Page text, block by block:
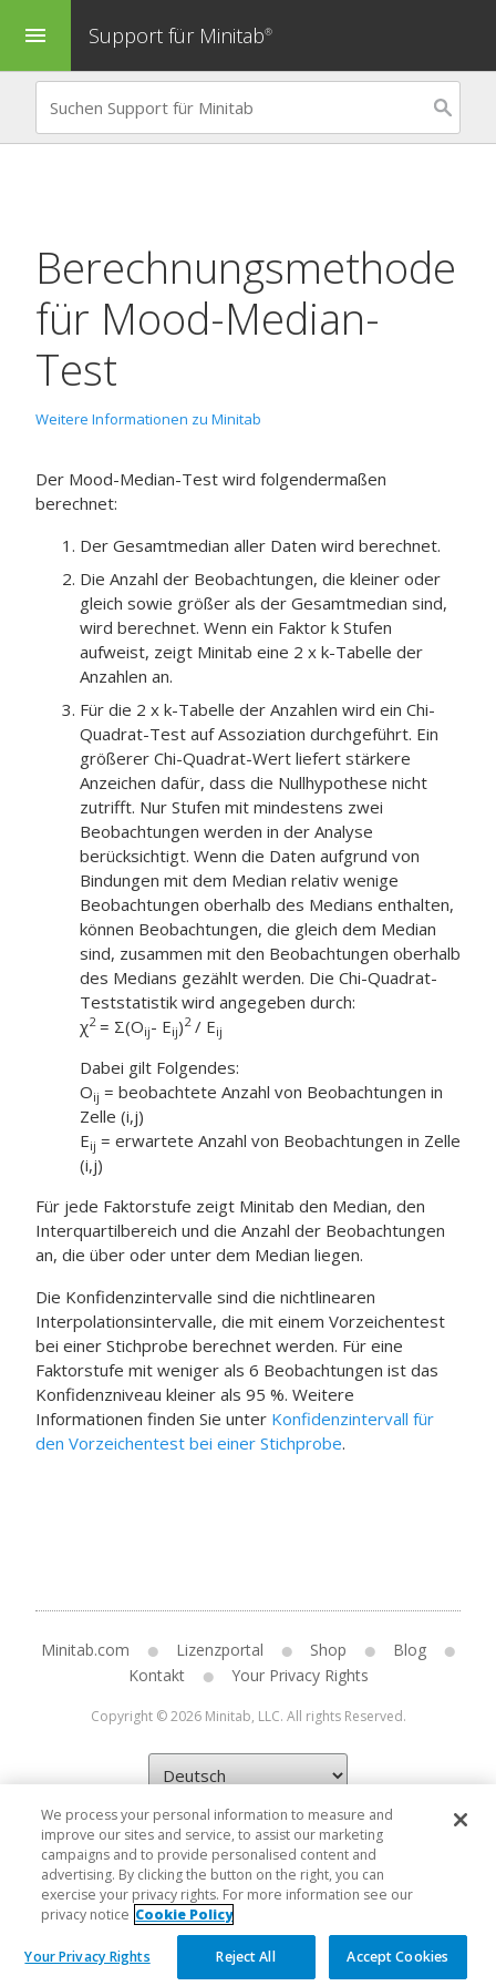
menu Support für Minitab®
Berechnungsmethode
für Mood-Median-
Test
Weitere Informationen zu Minitab
Der Mood-Median-Test wird folgendermaßen
berechnet:
Der Gesamtmedian aller Daten wird berechnet.
Die Anzahl der Beobachtungen, die kleiner oder
gleich sowie größer als der Gesamtmedian sind,
wird berechnet. Wenn ein Faktor k Stufen
aufweist, zeigt Minitab eine 2 x k-Tabelle der
Anzahlen an.
Für die 2 x k-Tabelle der Anzahlen wird ein Chi-
Quadrat-Test auf Assoziation durchgeführt. Ein
größerer Chi-Quadrat-Wert liefert stärkere
Anzeichen dafür, dass die Nullhypothese nicht
zutrifft. Nur Stufen mit mindestens zwei
Beobachtungen werden in der Analyse
berücksichtigt. Wenn die Daten aufgrund von
Bindungen mit dem Median relativ wenige
Beobachtungen oberhalb des Medians enthalten,
können Beobachtungen, die gleich dem Median
sind, zusammen mit den Beobachtungen oberhalb
des Medians gezählt werden. Die Chi-Quadrat-
Teststatistik wird angegeben durch:
χ2= Σ(Oij- Eij)2/ Eij
Dabei gilt Folgendes:
Oij = beobachtete Anzahl von Beobachtungen in
Zelle (i,j)
Eij = erwartete Anzahl von Beobachtungen in Zelle
(i,j)
Für jede Faktorstufe zeigt Minitab den Median, den
Interquartilbereich und die Anzahl der Beobachtungen
an, die über oder unter dem Median liegen.
Die Konfidenzintervalle sind die nichtlinearen
Interpolationsintervalle, die mit einem Vorzeichentest
bei einer Stichprobe berechnet werden. Für eine
Faktorstufe mit weniger als 6 Beobachtungen ist das
Konfidenzniveau kleiner als 95 %. Weitere
Informationen finden Sie unter Konfidenzintervall für
den Vorzeichentest bei einer Stichprobe.
Minitab.com Lizenzportal Shop
Blog
Kontakt
Your Privacy Rights
Copyright © 2026 Minitab, LLC. All rights Reserved.
We process your personal information to measure and
improve our sites and service, to assist our marketing
campaigns and to provide personalised content and
advertising. By clicking the button on the right, you can
exercise your privacy rights. For more information see our
privacy notice Cookie Policy
Your Privacy Rights Reject All Accept Cookies